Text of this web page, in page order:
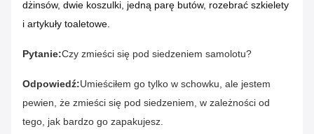
dżinsów, dwie koszulki, jedną parę butów, rozebrać szkielety
i artykuły toaletowe.
Pytanie:Czy zmieści się pod siedzeniem samolotu?
Odpowiedź:Umieściłem go tylko w schowku, ale jestem
pewien, że zmieści się pod siedzeniem, w zależności od
tego, jak bardzo go zapakujesz.